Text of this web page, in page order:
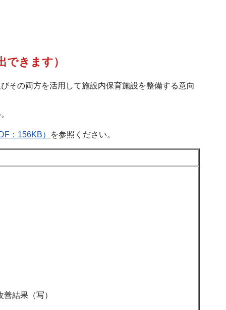
きます）
その両方を活用して施設内保育施設を整備する意向
：156KB） を参照ください。
結果（写）